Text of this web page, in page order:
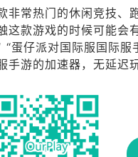
非常热门的休闲竞技
这款游戏的时候可能
“蛋仔派对国际服国际
游的加速器，无延迟